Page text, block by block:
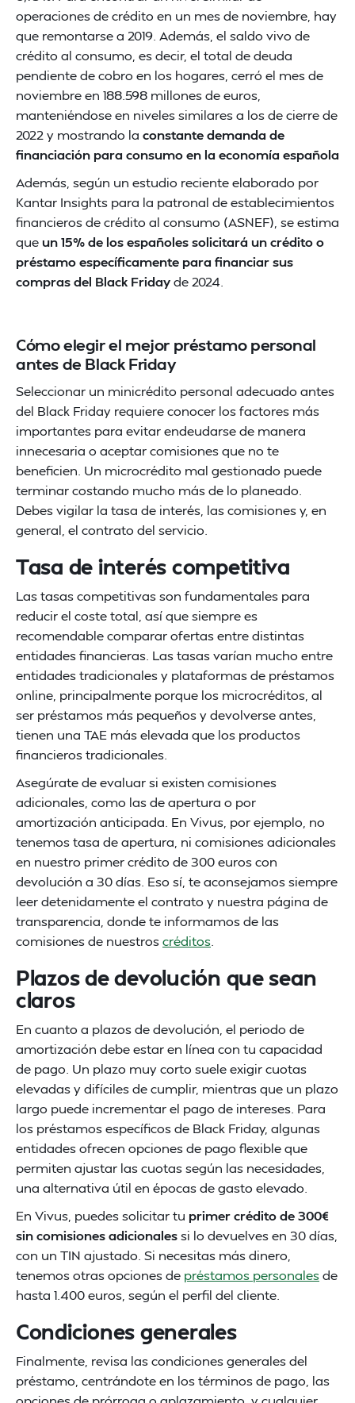
operaciones de crédito en un mes de noviembre, hay
que remontarse a 2019. Además, el saldo vivo de
crédito al consumo, es decir, el total de deuda
pendiente de cobro en los hogares, cerró el mes de
noviembre en 188.598 millones de euros,
manteniéndose en niveles similares a los de cierre de
2022 y mostrando la constante demanda de
financiación para consumo en la economía española
Además, según un estudio reciente elaborado por
Kantar Insights para la patronal de establecimientos
financieros de crédito al consumo (ASNEF), se estima
queun 15% de los españoles solicitará un crédito o
préstamo específicamente para financiar sus
compras del Black Fridayde 2024.
Cómo elegir el mejor préstamo personal
antes de Black Friday
Seleccionar un minicrédito personal adecuado antes
del Black Friday requiere conocer los factores más
importantes para evitar endeudarse de manera
innecesaria o aceptar comisiones que no te
beneficien. Un microcrédito mal gestionado puede
terminar costando mucho más de lo planeado.
Debes vigilar la tasa de interés, las comisiones y, en
general, el contrato del servicio.
Tasa de interés competitiva
Las tasas competitivas son fundamentales para
reducir el coste total, así que siempre es
recomendable comparar ofertas entre distintas
entidades financieras. Las tasas varían mucho entre
entidades tradicionales y plataformas de préstamos
online, principalmente porque los microcréditos, al
ser préstamos más pequeños y devolverse antes,
tienen una TAE más elevada que los productos
financieros tradicionales.
Asegúrate de evaluar si existen comisiones
adicionales, como las de apertura o por
amortización anticipada. En Vivus, por ejemplo, no
tenemos tasa de apertura, ni comisiones adicionales
en nuestro primer crédito de 300 euros con
devolución a 30 días. Eso sí, te aconsejamos siempre
leer detenidamente el contrato y nuestra página de
transparencia, donde te informamos de las
comisiones de nuestroscréditos
Plazos de devolución que sean
claros
En cuanto a plazos de devolución, el periodo de
amortización debe estar en línea con tu capacidad
de pago. Un plazo muy corto suele exigir cuotas
elevadas y difíciles de cumplir, mientras que un plazo
largo puede incrementar el pago de intereses. Para
los préstamos específicos de Black Friday, algunas
entidades ofrecen opciones de pago flexible que
permiten ajustar las cuotas según las necesidades,
una alternativa útil en épocas de gasto elevado.
En Vivus, puedes solicitar tu primer crédito de 300€
sin comisiones adicionalessi lo devuelves en 30 días,
con un TIN ajustado. Si necesitas más dinero,
tenemos otras opciones de préstamos personalesde
hasta 1.400 euros, según el perfil del cliente.
Condiciones generales
Finalmente, revisa las condiciones generales del
préstamo, centrándote en los términos de pago, las